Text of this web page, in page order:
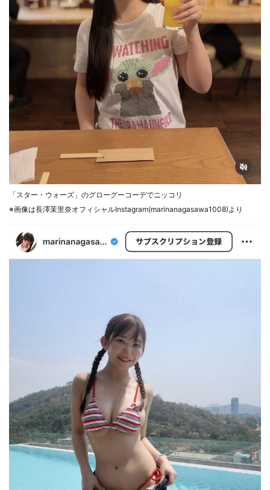
「スター・ウォーズ」のグローグーコーデでニッコリ
※画像は長澤茉里奈オフィシャルInstagram(marinanagasawa1008)より